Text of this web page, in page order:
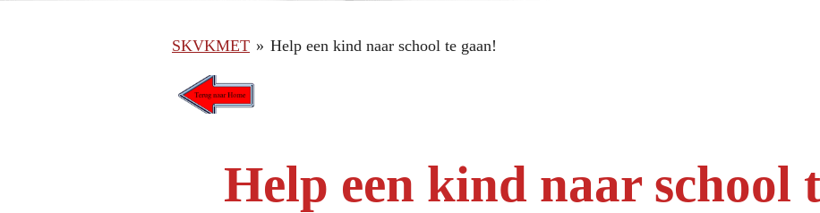
SKVKMET » Help een kind naar school te gaan!
Help een kind naar school